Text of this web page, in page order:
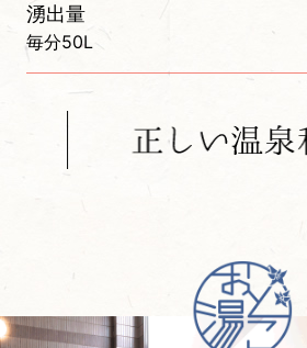
湧出量
毎分50L